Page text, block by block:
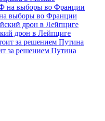
выборы во Франции
дрон в Лейпциге
за решением Путина